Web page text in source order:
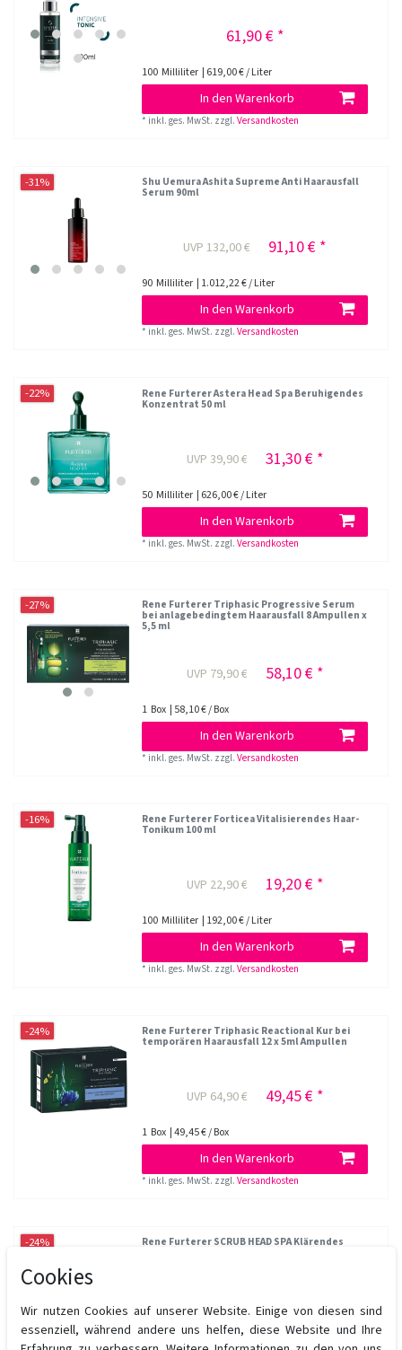
61,90 € *
100 Milliliter | 619,00 € / Liter
In den Warenkorb
* inkl. ges. MwSt. zzgl.Versandkosten
-31%
Shu Uemura Ashita Supreme Anti Haarausfall
Serum 90ml
UVP 132,00 € 91,10 € *
90 Milliliter | 1.012,22 € / Liter
In den Warenkorb
* inkl. ges. MwSt. zzgl.Versandkosten
-22%
Rene Furterer Astera Head Spa Beruhigendes
Konzentrat 50 ml
UVP 39,90 € 31,30 € *
50 Milliliter | 626,00 € / Liter
In den Warenkorb
* inkl. ges. MwSt. zzgl.Versandkosten
-27%
Rene Furterer Triphasic Progressive Serum
bei anlagebedingtem Haarausfall 8 Ampullen x
5,5 ml
UVP 79,90 € 58,10 € *
1 Box | 58,10 € / Box
In den Warenkorb
* inkl. ges. MwSt. zzgl.Versandkosten
-16%
Rene Furterer Forticea Vitalisierendes Haar-
Tonikum 100 ml
UVP 22,90 € 19,20 € *
100 Milliliter | 192,00 € / Liter
In den Warenkorb
* inkl. ges. MwSt. zzgl.Versandkosten
-24%
Rene Furterer Triphasic Reactional Kur bei
temporären Haarausfall 12 x 5ml Ampullen
UVP 64,90 € 49,45 € *
1 Box | 49,45 € / Box
In den Warenkorb
* inkl. ges. MwSt. zzgl.Versandkosten
-24%
Rene Furterer SCRUB HEAD SPA Klärendes
UVP 35,90 € 27,20 € *
150 Milliliter| 181,33 € / Liter
Cookies
Wir nutzen Cookies auf unserer Website. Einige von diesen sind
essenziell, während andere uns helfen, diese Website und Ihre